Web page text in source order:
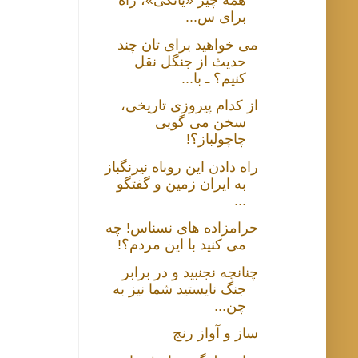
برای س...
می خواهید برای تان چند
حدیث از جنگل نقل
کنیم؟ ـ با...
از کدام پیروزی تاریخی،
سخن می گویی
چاچولباز؟!
راه دادن این روباه نیرنگباز
به ایران زمین و گفتگو
...
حرامزاده های نسناس! چه
می کنید با این مردم؟!
چنانچه نجنبید و در برابر
جنگ نایستید شما نیز به
چن...
ساز و آواز رنج